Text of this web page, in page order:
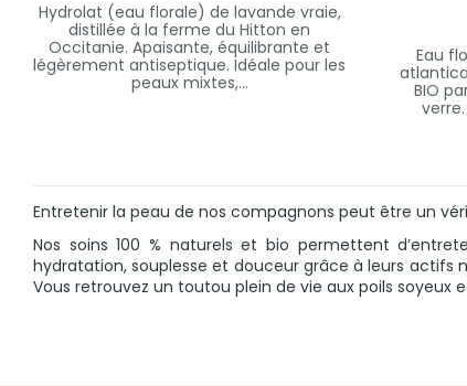
Hydrolat (eau florale) de lavande vraie,
distillée à la ferme du Hitton en
Occitanie. Apaisante, équilibrante et
légèrement antiseptique. Idéale pour les
peaux mixtes,...
Eau
BIO
Entretenir la peau de nos compagnons peut être un
Nos soins 100 % naturels et bio permettent
hydratation, souplesse et douceur grâce à leurs actifs
Vous retrouvez un toutou plein de vie aux poils soyeux